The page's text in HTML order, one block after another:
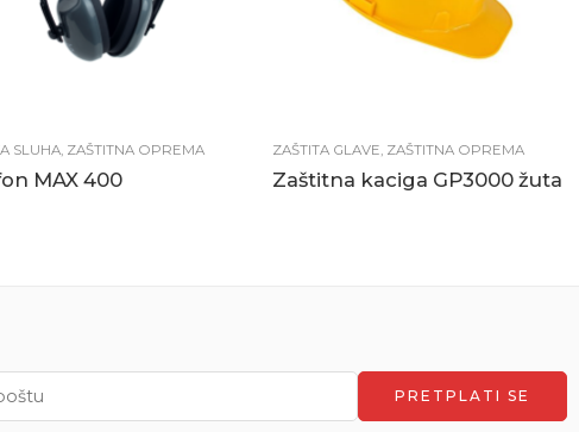
SLUHA ZAŠTITNA OPREMA
MAX 400
ZAŠTITA GLAVE ZAŠTITNA OPREMA
Zaštitna kaciga GP3000 žuta